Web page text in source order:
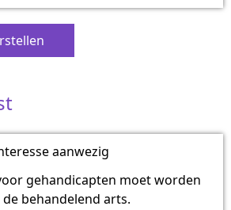
aanwezig
gehandicapten moet worden
behandelend arts.